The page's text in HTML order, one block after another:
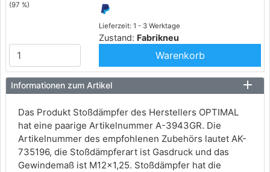
(97 %)
Lieferzeit: 1 - 3 Werktage
Zustand: Fabrikneu
Warenkorb
Informationen zum Artikel
Das Produkt Stoßdämpfer des Herstellers OPTIMAL
hat eine paarige Artikelnummer A-3943GR. Die
Artikelnummer des empfohlenen Zubehörs lautet AK-
735196, die Stoßdämpferart ist Gasdruck und das
Gewindemaß ist M12x1,25. Stoßdämpfer hat die